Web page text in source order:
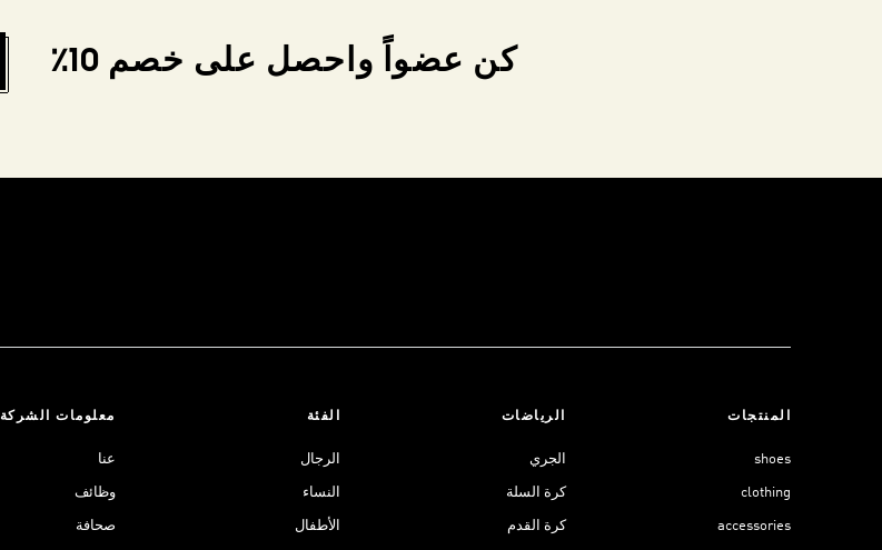
كن عضواً واحصل على خصم 10٪
المنتجات
shoes
clothing
accessories
الرياضات
الجري
كرة السلة
كرة القدم
الفئة
الرجال
النساء
الأطفال
معلومات الشركة
عنا
وظائف
صحافة